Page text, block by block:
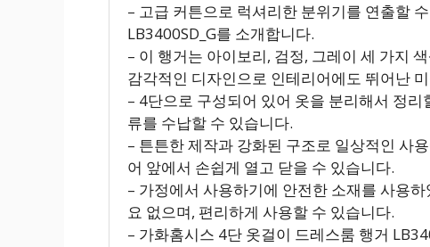
– 고급 커튼으로 럭셔리한 분위기를 연출할
LB3400SD_G를 소개합니다.
– 이 행거는 아이보리, 검정, 그레이 세 가지
감각적인 디자인으로 인테리어에도 뛰어난
– 4단으로 구성되어 있어 옷을 분리해서 정
류를 수납할 수 있습니다.
– 튼튼한 제작과 강화된 구조로 일상적인 사
어 앞에서 손쉽게 열고 닫을 수 있습니다.
– 가정에서 사용하기에 안전한 소재를 사용
요 없으며, 편리하게 사용할 수 있습니다.
– 가화홈시스 4단 옷걸이 드레스룸 행거